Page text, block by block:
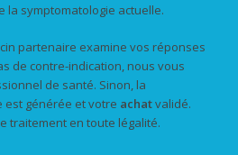
la symptomatologie actuelle.
partenaire examine vos réponses
de contre-indication, nous vous
de santé. Sinon, la
est générée et votre achatvalidé.
traitement en toute légalité.